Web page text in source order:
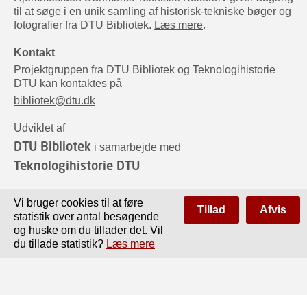
til at søge i en unik samling af historisk-tekniske bøger og
fotografier fra DTU Bibliotek. Læs mere.
Kontakt
Projektgruppen fra DTU Bibliotek og Teknologihistorie
DTU kan kontaktes på
bibliotek@dtu.dk
Udviklet af
DTU Bibliotek i samarbejde med
Teknologihistorie DTU
Vi bruger cookies til at føre
statistik over antal besøgende
og huske om du tillader det. Vil
du tillade statistik? Læs mere
Tillad Afvis